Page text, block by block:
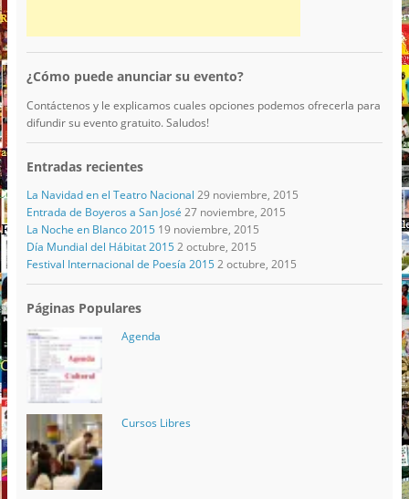
¿Cómo puede anunciar su evento?
Contáctenos y le explicamos cuales opciones podemos ofrecerla para
difundir su evento gratuito. Saludos!
Entradas recientes
La Navidad en el Teatro Nacional 29 noviembre, 2015
Entrada de Boyeros a San José 27 noviembre, 2015
La Noche en Blanco 2015 19 noviembre, 2015
Día Mundial del Hábitat 2015 2 octubre, 2015
Festival Internacional de Poesía 2015 2 octubre, 2015
Páginas Populares
Agenda
Cursos Libres